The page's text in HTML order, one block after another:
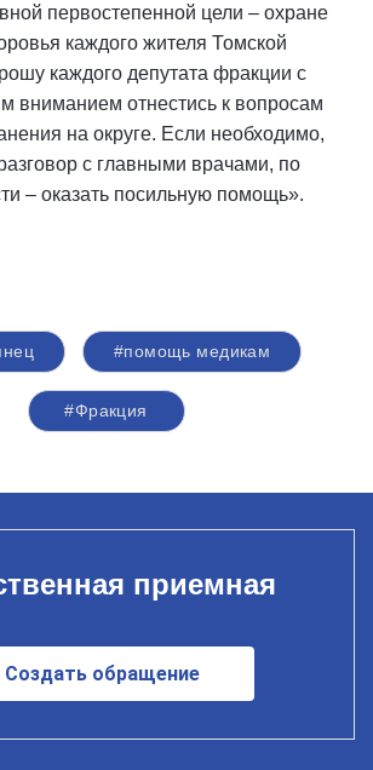
первостепенной цели – охране
каждого жителя Томской
каждого депутата фракции с
вниманием отнестись к вопросам
на округе. Если необходимо,
с главными врачами, по
– оказать посильную помощь».
#помощь медикам
#Фракция
приемная
Создать обращение